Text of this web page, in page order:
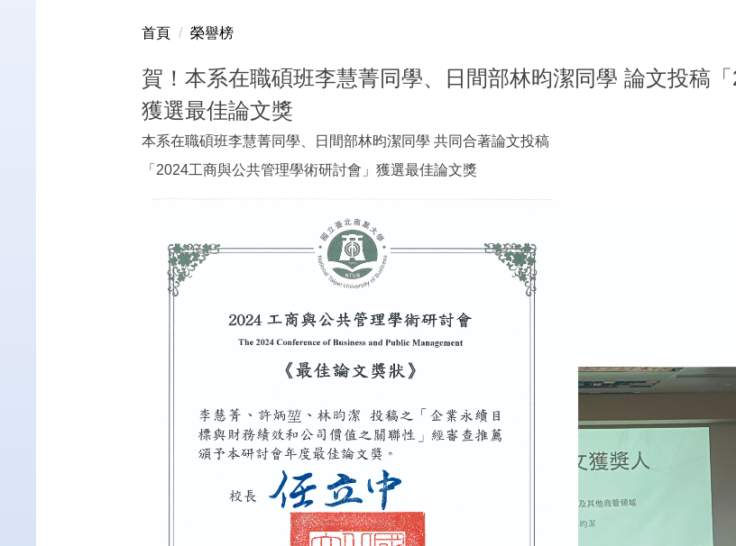
首頁 榮譽榜
賀！本系在職碩班李慧菁同學、日間部林昀潔同學 論文投稿
獲選最佳論文獎
本系在職碩班李慧菁同學、日間部林昀潔同學 共同合著論文投稿
「2024工商與公共管理學術研討會」獲選最佳論文獎